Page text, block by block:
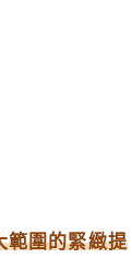
範圍的緊緻提